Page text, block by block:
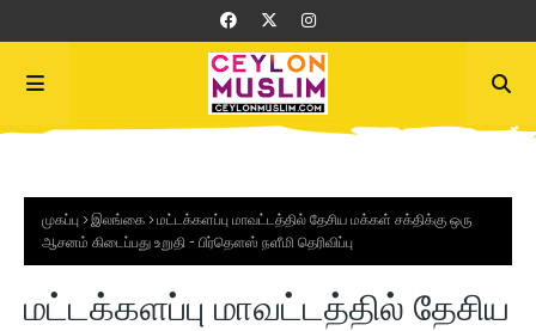
முகப்பு இலங்கை
மட்டக்களப்பு மாவட்டத்தில் தேசிய மக்கள் சக்திக்கு ஒரு
ஆசனம் கிடைப்பது உறுதி - பிர்தௌஸ் நளீமி தெரிவிப்பு
மட்டக்களப்பு மாவட்டத்தில் தேசிய